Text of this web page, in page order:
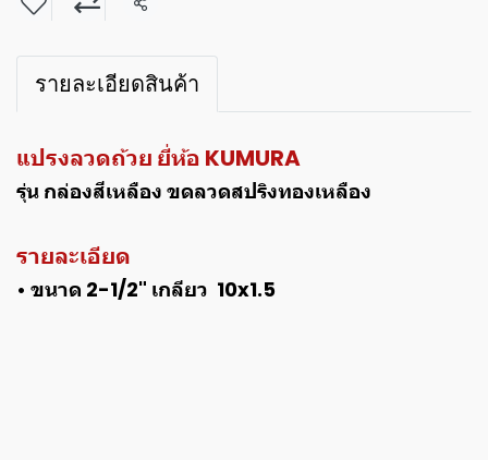
แชร์
รายละเอียดสินค้า
แปรงลวดถ้วย ยี่ห้อ KUMURA
รุ่น กล่องสีเหลือง ขดลวดสปริงทองเหลือง
รายละเอียด
• ขนาด 2-1/2" เกลียว 10x1.5